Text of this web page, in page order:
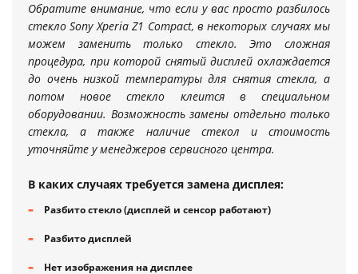
Обратите внимание, что если у вас просто разбилось
стекло Sony Xperia Z1 Compact, в некоторых случаях мы
можем заменить только стекло. Это сложная
процедура, при которой снятый дисплей охлаждается
до очень низкой температуры для снятия стекла, а
потом новое стекло клеится в специальном
оборудовании. Возможность замены отдельно только
стекла, а также наличие стекол и стоимость
уточняйте у менеджеров сервисного центра.
В каких случаях требуется замена дисплея:
Разбито стекло (дисплей и сенсор работают)
Разбито дисплей
Нет изображения на дисплее